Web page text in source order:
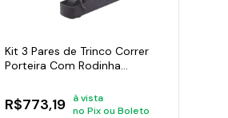
Kit 3 Pares de Trinco Correr
Porteira Com Rodinha
R$773,19
à vista
no Pix ou Boleto